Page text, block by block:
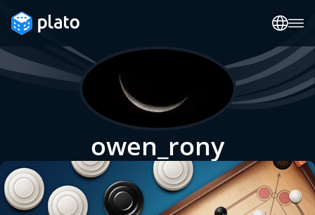
owen_rony